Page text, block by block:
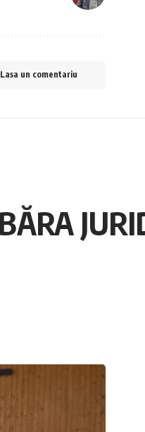
Lasa un comentariu